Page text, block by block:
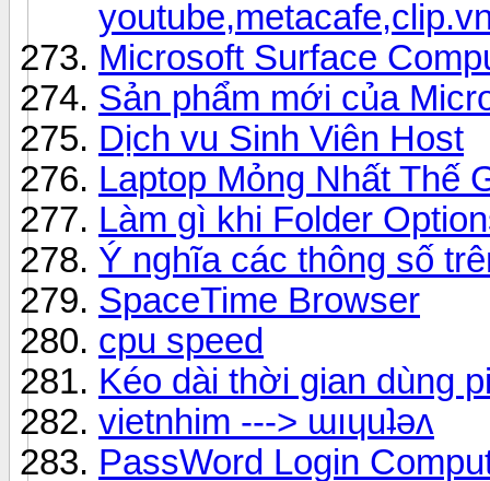
Microsoft Surface
Sản phẩm mới của
Dịch vu Sinh Viên Host
Laptop Mỏng Nhất Thế
Làm gì khi Folder
Ý nghĩa các thông số
SpaceTime Browser
cpu speed
Kéo dài thời gian dùng
vietnhim ---> ɯıɥuʇǝʌ
PassWord Login